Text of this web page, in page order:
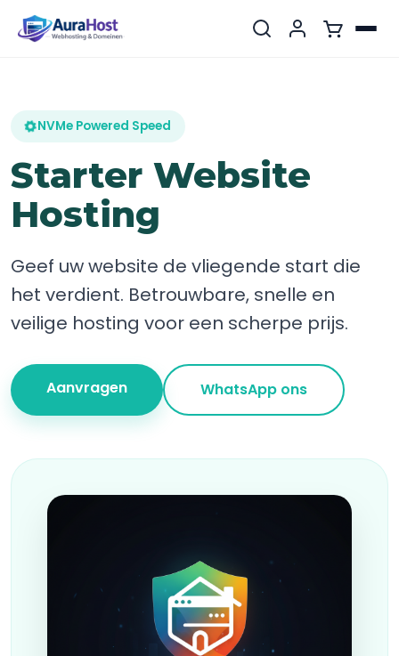
NVMe Powered Speed
Starter Website
Hosting
Geef uw website de vliegende start die
het verdient. Betrouwbare, snelle en
veilige hosting voor een scherpe prijs.
Aanvragen WhatsApp ons